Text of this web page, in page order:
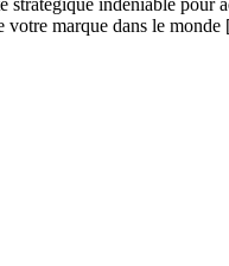
stratégique indéniable pour
votre marque dans le